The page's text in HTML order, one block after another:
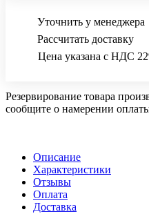
Уточнить у менеджера
Рассчитать доставку
Цена указана с НДС
Резервирование товара
сообщите о намерении
Описание
Характеристики
Отзывы
Оплата
Доставка